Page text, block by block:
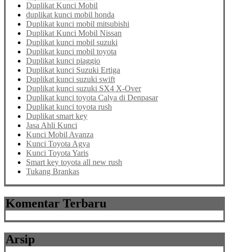
Duplikat Kunci Mobil
duplikat kunci mobil honda
Duplikat kunci mobil mitsubishi
Duplikat Kunci Mobil Nissan
Duplikat kunci mobil suzuki
Duplikat kunci mobil toyota
Duplikat kunci piaggio
Duplikat kunci Suzuki Ertiga
Duplikat kunci suzuki swift
Duplikat kunci suzuki SX4 X-Over
Duplikat kunci toyota Calya di Denpasar
Duplikat kunci toyota rush
Duplikat smart key
Jasa Ahli Kunci
Kunci Mobil Avanza
Kunci Toyota Agya
Kunci Toyota Yaris
Smart key toyota all new rush
Tukang Brankas
Komentar Terbaru
Arsip